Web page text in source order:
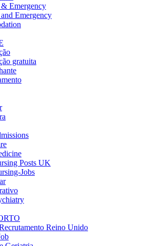
Emergency
Emergency
gratuita
Posts UK
Jobs
Reino Unido